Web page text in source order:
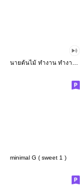
minimal G ( sweet 1 )